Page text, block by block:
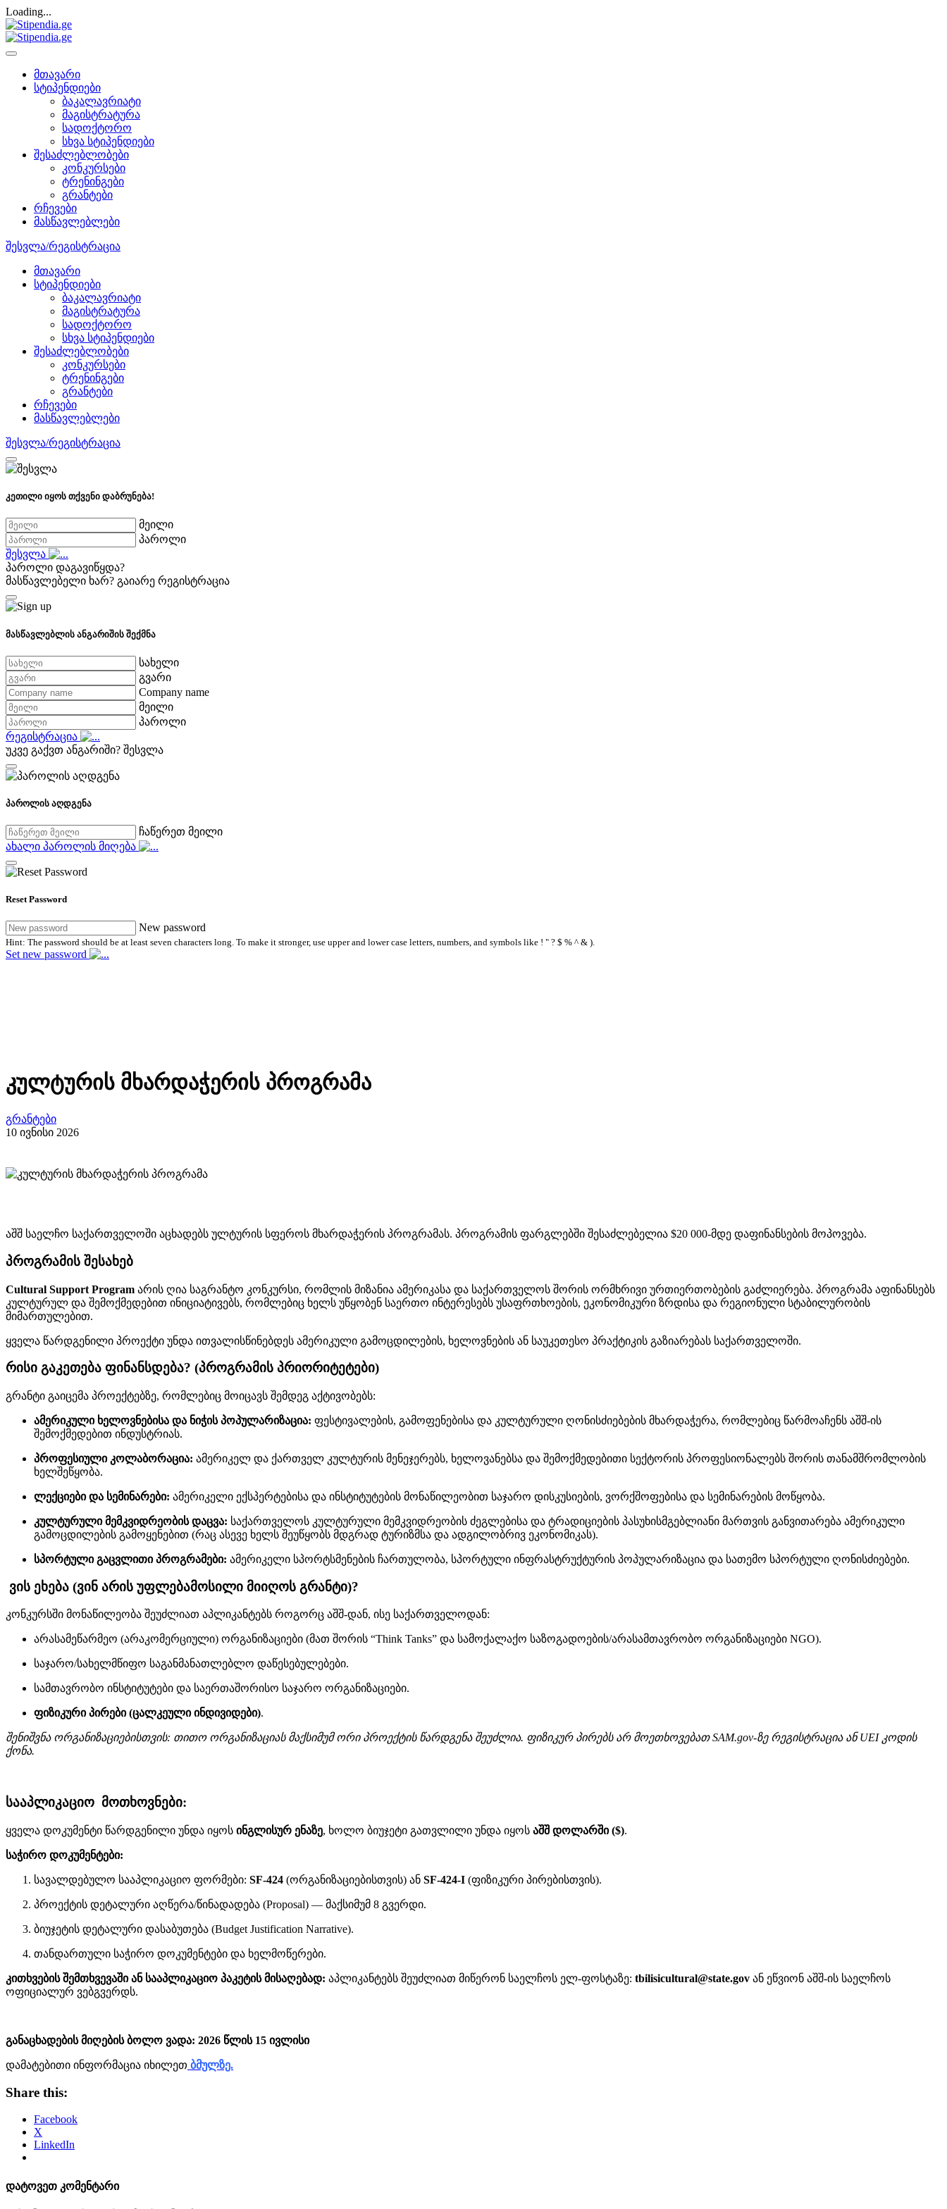
Loading...
მთავარი
სტიპენდიები
ბაკალავრიატი
მაგისტრატურა
სადოქტორო
სხვა სტიპენდიები
შესაძლებლობები
კონკურსები
ტრენინგები
გრანტები
რჩევები
მასწავლებლები
შესვლა/რეგისტრაცია
მთავარი
სტიპენდიები
ბაკალავრიატი
მაგისტრატურა
სადოქტორო
სხვა სტიპენდიები
შესაძლებლობები
კონკურსები
ტრენინგები
გრანტები
რჩევები
მასწავლებლები
შესვლა/რეგისტრაცია
კეთილი იყოს თქვენი დაბრუნება!
მეილი
პაროლი
შესვლა
პაროლი დაგავიწყდა?
მასწავლებელი ხარ? გაიარე რეგისტრაცია
მასწავლებლის ანგარიშის შექმნა
სახელი
გვარი
Company name
მეილი
პაროლი
რეგისტრაცია
უკვე გაქვთ ანგარიში? შესვლა
პაროლის აღდგენა
ჩაწერეთ მეილი
ახალი პაროლის მიღება
Reset Password
New password
Hint: The password should be at least seven characters long. To make it stronger, use upper and lower case letters, numbers, and symbols like ! " ? $ % ^ & ).
Set new password
კულტურის მხარდაჭერის პროგრამა
გრანტები
10 ივნისი 2026
აშშ საელჩო საქართველოში აცხადებს ულტურის სფეროს მხარდაჭერის პროგრამას. პროგრამის ფარგლებში შესაძლებელია $20 000-მდე დაფინანსების მოპოვება.
პროგრამის შესახებ
Cultural Support Program არის ღია საგრანტო კონკურსი, რომლის მიზანია ამერიკასა და საქართველოს შორის ორმხრივი ურთიერთობების გაძლიერება. პროგრამა აფინანსებს
კულტურულ და შემოქმედებით ინიციატივებს, რომლებიც ხელს უწყობენ საერთო ინტერესებს უსაფრთხოების, ეკონომიკური ზრდისა და რეგიონული სტაბილურობის
მიმართულებით.
ყველა წარდგენილი პროექტი უნდა ითვალისწინებდეს ამერიკული გამოცდილების, ხელოვნების ან საუკეთესო პრაქტიკის გაზიარებას საქართველოში.
რისი გაკეთება ფინანსდება? (პროგრამის პრიორიტეტები)
გრანტი გაიცემა პროექტებზე, რომლებიც მოიცავს შემდეგ აქტივობებს:
ამერიკული ხელოვნებისა და ნიჭის პოპულარიზაცია: ფესტივალების, გამოფენებისა და კულტურული ღონისძიებების მხარდაჭერა, რომლებიც წარმოაჩენს აშშ-ის
შემოქმედებით ინდუსტრიას.
პროფესიული კოლაბორაცია: ამერიკელ და ქართველ კულტურის მენეჯერებს, ხელოვანებსა და შემოქმედებითი სექტორის პროფესიონალებს შორის თანამშრომლობის
ხელშეწყობა.
ლექციები და სემინარები: ამერიკელი ექსპერტებისა და ინსტიტუტების მონაწილეობით საჯარო დისკუსიების, ვორქშოფებისა და სემინარების მოწყობა.
კულტურული მემკვიდრეობის დაცვა: საქართველოს კულტურული მემკვიდრეობის ძეგლებისა და ტრადიციების პასუხისმგებლიანი მართვის განვითარება ამერიკული
გამოცდილების გამოყენებით (რაც ასევე ხელს შეუწყობს მდგრად ტურიზმსა და ადგილობრივ ეკონომიკას).
სპორტული გაცვლითი პროგრამები: ამერიკელი სპორტსმენების ჩართულობა, სპორტული ინფრასტრუქტურის პოპულარიზაცია და სათემო სპორტული ღონისძიებები.
ვის ეხება (ვინ არის უფლებამოსილი მიიღოს გრანტი)?
კონკურსში მონაწილეობა შეუძლიათ აპლიკანტებს როგორც აშშ-დან, ისე საქართველოდან:
არასამეწარმეო (არაკომერციული) ორგანიზაციები (მათ შორის “Think Tanks” და სამოქალაქო საზოგადოების/არასამთავრობო ორგანიზაციები NGO).
საჯარო/სახელმწიფო საგანმანათლებლო დაწესებულებები.
სამთავრობო ინსტიტუტები და საერთაშორისო საჯარო ორგანიზაციები.
ფიზიკური პირები (ცალკეული ინდივიდები).
შენიშვნა ორგანიზაციებისთვის: თითო ორგანიზაციას მაქსიმუმ ორი პროექტის წარდგენა შეუძლია. ფიზიკურ პირებს არ მოეთხოვებათ SAM.gov-ზე რეგისტრაცია ან UEI კოდის
ქონა.
სააპლიკაციო მოთხოვნები:
ყველა დოკუმენტი წარდგენილი უნდა იყოს ინგლისურ ენაზე, ხოლო ბიუჯეტი გათვლილი უნდა იყოს აშშ დოლარში ($).
საჭირო დოკუმენტები:
სავალდებულო სააპლიკაციო ფორმები: SF-424 (ორგანიზაციებისთვის) ან SF-424-I (ფიზიკური პირებისთვის).
პროექტის დეტალური აღწერა/წინადადება (Proposal) — მაქსიმუმ 8 გვერდი.
ბიუჯეტის დეტალური დასაბუთება (Budget Justification Narrative).
თანდართული საჭირო დოკუმენტები და ხელმოწერები.
კითხვების შემთხვევაში ან სააპლიკაციო პაკეტის მისაღებად: აპლიკანტებს შეუძლიათ მიწერონ საელჩოს ელ-ფოსტაზე: tbilisicultural@state.gov ან ეწვიონ აშშ-ის საელჩოს
ოფიციალურ ვებგვერდს.
განაცხადების მიღების ბოლო ვადა: 2026 წლის 15 ივლისი
დამატებითი ინფორმაცია იხილეთ ბმულზე.
Share this:
Facebook
X
LinkedIn
დატოვეთ კომენტარი